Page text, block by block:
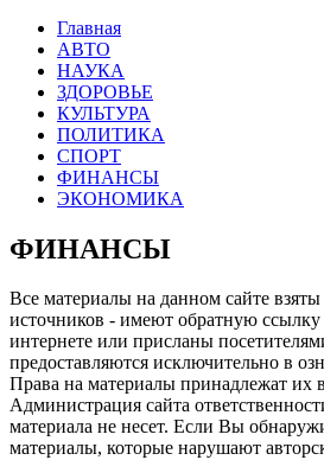
Главная
АВТО
НАУКА
ЗДОРОВЬЕ
КУЛЬТУРА
ПОЛИТИКА
СПОРТ
ФИНАНСЫ
ЭКОНОМИКА
ФИНАНСЫ
Все материалы на данном сайте
источников - имеют обратную ссылку
интернете или присланы
предоставляются исключительно в
Права на материалы принадлежат их
Администрация сайта
материала не несет. Если Вы
материалы, которые нарушают